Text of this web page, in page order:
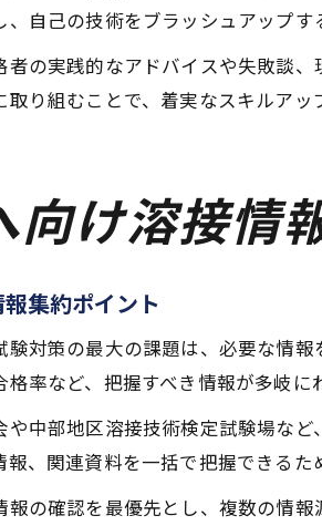
自己の技術をブラッシュアップす
者の実践的なアドバイスや失敗談
り組むことで、着実なスキルアッ
向け溶接情
集約ポイント
対策の最大の課題は、必要な情
率など、把握すべき情報が多岐に
中部地区溶接技術検定試験場な
、関連資料を一括で把握できるた
の確認を最優先とし、複数の情